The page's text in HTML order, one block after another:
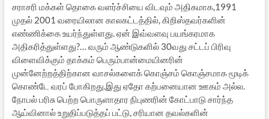
சராசரி மக்கள் தொகை வளர்ச்சியை விடவும் அதிகமாக,1991
முதல் 2001 வரையிலான காலகட்டத்தில், கிறிஸ்தவர்களின்
எண்ணிக்கை உயர்ந்துள்ளது. ஏன் இவ்வளவு பயங்கரமாக
அதிகரித்துள்ளது?… வரும் ஆண்டுகளில் 30வது சட்டப் பிரிவு
விளைவிக்கும் தாக்கம் பெரும்பான்மையினரின்
முன்னேற்றத்திற்கான வாசல்களைக் கொஞ்சம் கொஞ்சமாக மூடிக்
கொண்டே வரப் போகிறது.இது ஏதோ கற்பனையான ஊகம் அல்ல.
நோபல் பரிசு பெற்ற பொருளாதார நிபுணரின் கோட்பாடு சார்ந்த
ஆய்வினால் உறுதிப்படுத்தப் பட்டு, சரியான தவல்களின்